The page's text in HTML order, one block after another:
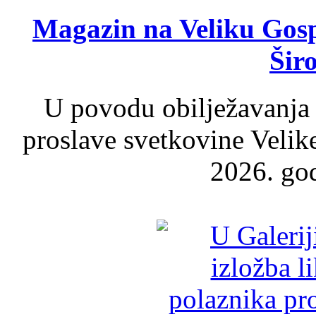
Magazin na Veliku
U povodu
proslave svetkovine
2026.